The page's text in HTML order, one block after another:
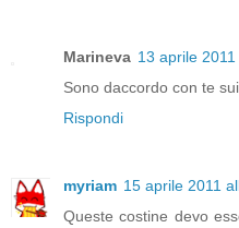
Marineva 13 aprile
Sono daccordo con te
Rispondi
myriam 15 aprile 2011
Queste costine devo